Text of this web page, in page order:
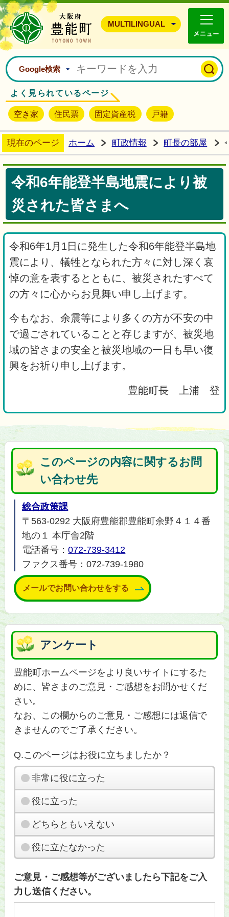
豊能町ホームページ
MULTILINGUAL
Google検索
よく見られているページ
空き家 住民票 固定資産税 戸籍
現在のページ ホーム 町政情報 町長の部屋
令和6年能登半島地震により被
災された皆さまへ
令和6年1月1日に発生した令和6年能登半島地
震により、犠牲となられた方々に対し深く哀
悼の意を表するとともに、被災されたすべて
の方々に心からお見舞い申し上げます。
今もなお、余震等により多くの方が不安の中
で過ごされていることと存じますが、被災地
域の皆さまの安全と被災地域の一日も早い復
興をお祈り申し上げます。
豊能町長 上浦 登
このページの内容に関するお問
い合わせ先
総合政策課
〒563-0292 大阪府豊能郡豊能町余野４１４番
地の１ 本庁舎2階
電話番号：072-739-3412
ファクス番号：072-739-1980
メールでお問い合わせをする
アンケート
豊能町ホームページをより良いサイトにするた
めに、皆さまのご意見・ご感想をお聞かせくだ
さい。
なお、この欄からのご意見・ご感想には返信で
きませんのでご了承ください。
Q.このページはお役に立ちましたか？
非常に役に立った
役に立った
どちらともいえない
役に立たなかった
ご意見・ご感想等がございましたら下記をご入
力し送信ください。